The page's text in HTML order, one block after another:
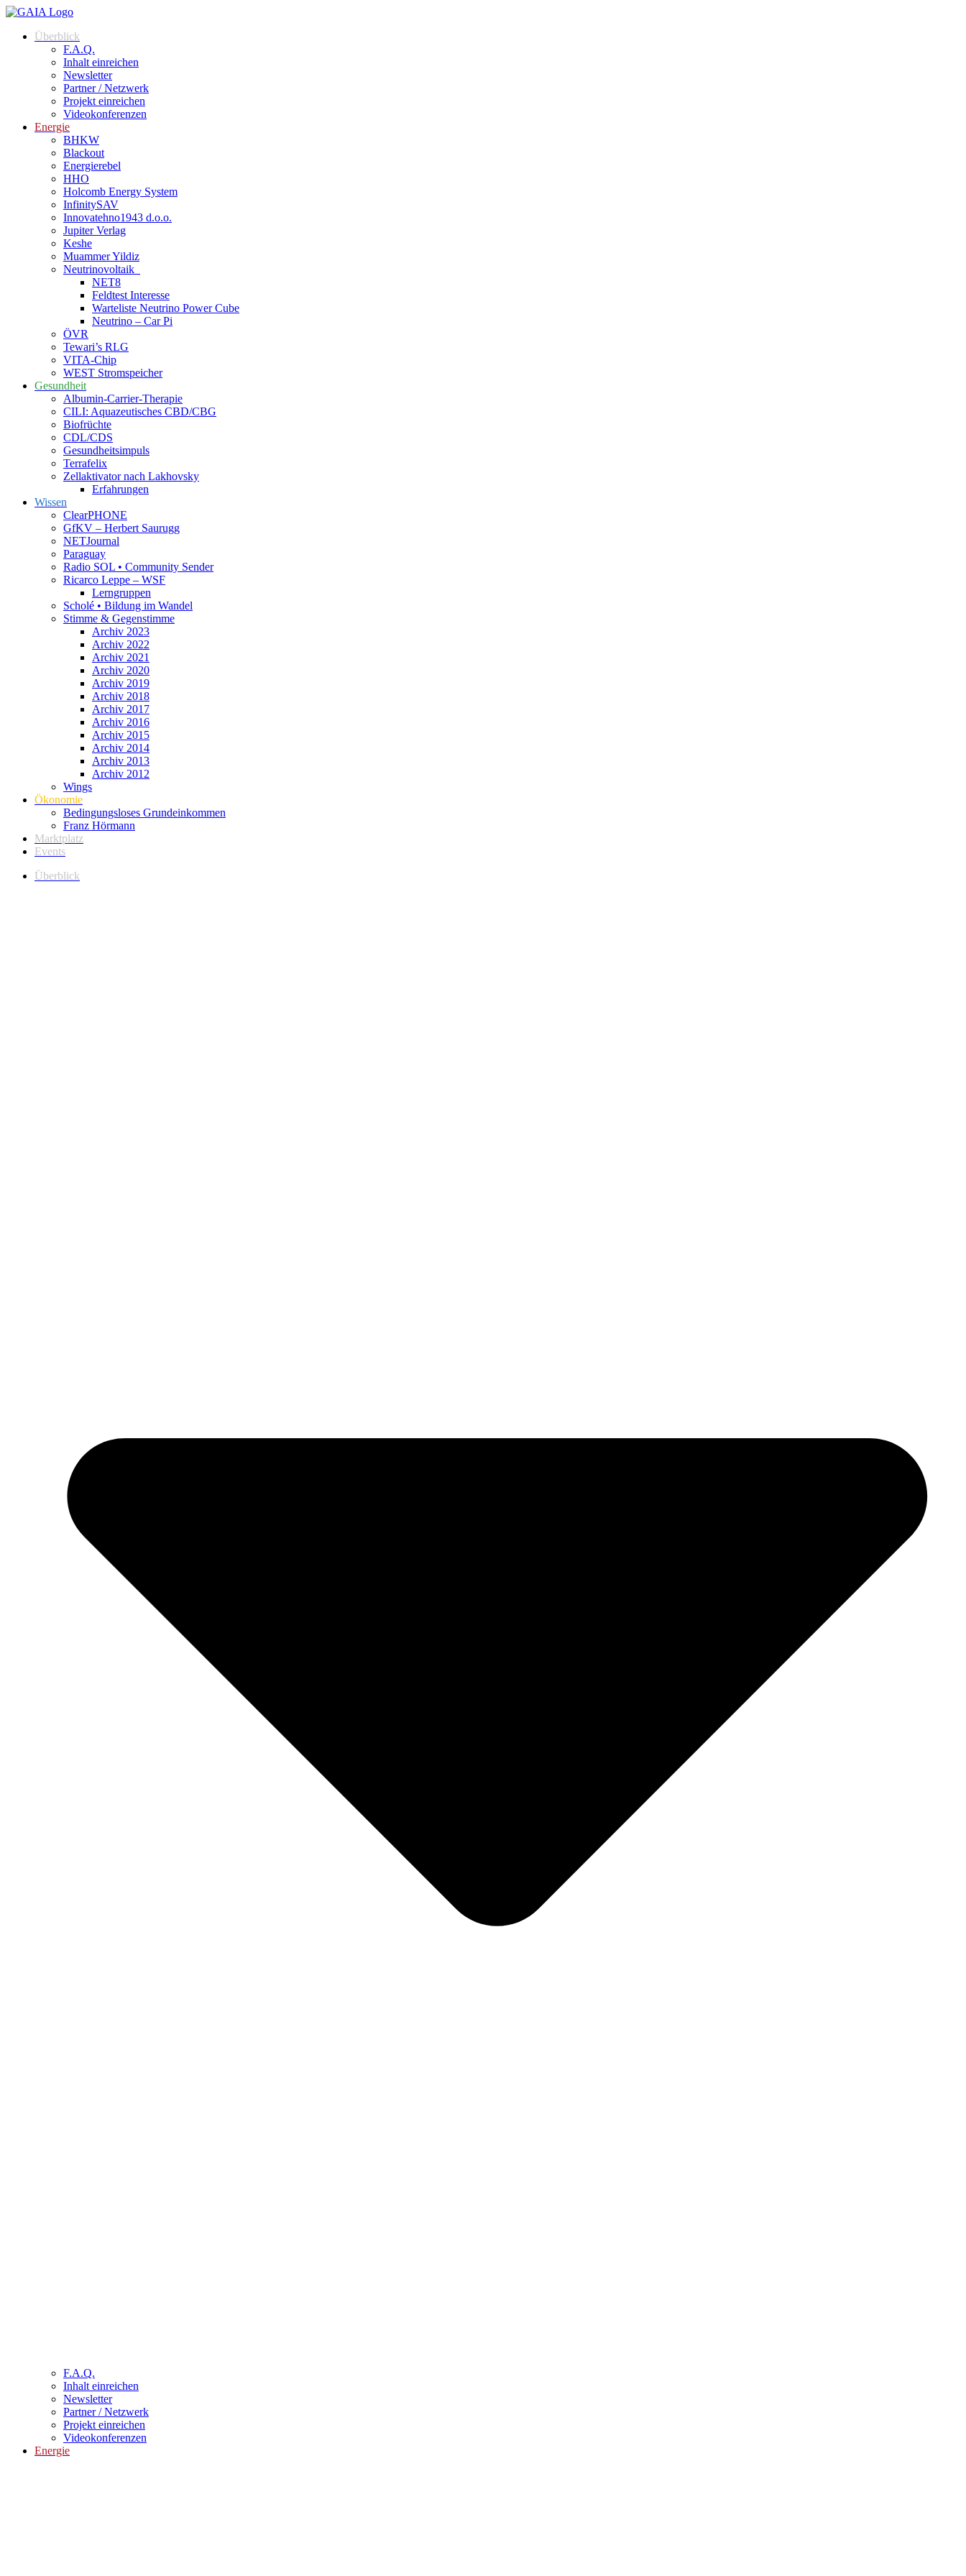
Überblick
F.A.Q.
Inhalt einreichen
Newsletter
Partner / Netzwerk
Projekt einreichen
Videokonferenzen
Energie
BHKW
Blackout
Energierebel
HHO
Holcomb Energy System
InfinitySAV
Innovatehno1943 d.o.o.
Jupiter Verlag
Keshe
Muammer Yildiz
Neutrinovoltaik
NET8
Feldtest Interesse
Warteliste Neutrino Power Cube
Neutrino – Car Pi
ÖVR
Tewari’s RLG
VITA-Chip
WEST Stromspeicher
Gesundheit
Albumin-Carrier-Therapie
CILI: Aquazeutisches CBD/CBG
Biofrüchte
CDL/CDS
Gesundheitsimpuls
Terrafelix
Zellaktivator nach Lakhovsky
Erfahrungen
Wissen
ClearPHONE
GfKV – Herbert Saurugg
NETJournal
Paraguay
Radio SOL • Community Sender
Ricarco Leppe – WSF
Lerngruppen
Scholé • Bildung im Wandel
Stimme & Gegenstimme
Archiv 2023
Archiv 2022
Archiv 2021
Archiv 2020
Archiv 2019
Archiv 2018
Archiv 2017
Archiv 2016
Archiv 2015
Archiv 2014
Archiv 2013
Archiv 2012
Wings
Ökonomie
Bedingungsloses Grundeinkommen
Franz Hörmann
Marktplatz
Events
Überblick
F.A.Q.
Inhalt einreichen
Newsletter
Partner / Netzwerk
Projekt einreichen
Videokonferenzen
Energie